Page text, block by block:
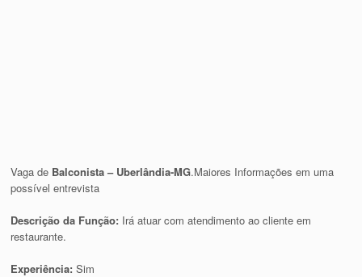
Vaga de Balconista – Uberlândia-MG.Maiores Informações em uma
possível entrevista
Descrição da Função: Irá atuar com atendimento ao cliente em
restaurante.
Experiência:Sim